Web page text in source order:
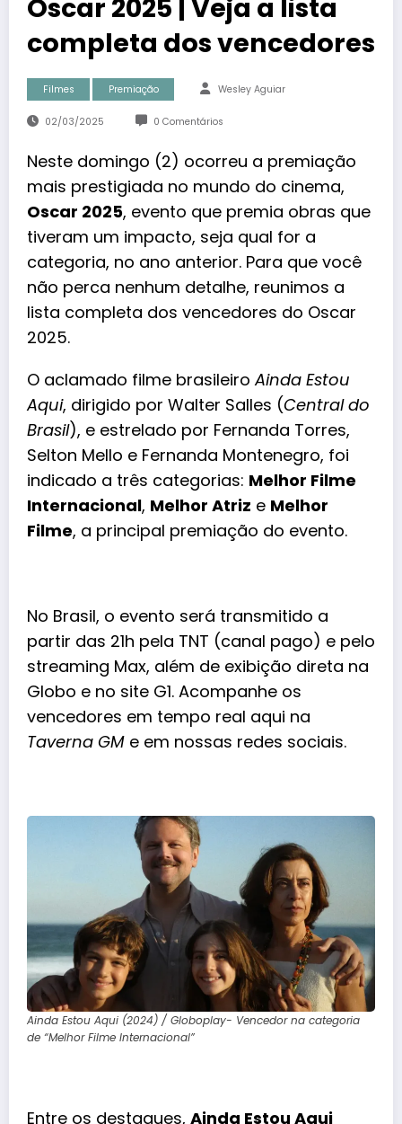
Oscar 2025 | Veja a lista
completa dos vencedores
Filmes Premiação Wesley Aguiar
02/03/2025 0 Comentários
Neste domingo (2) ocorreu a premiação
mais prestigiada no mundo do cinema,
Oscar 2025, evento que premia obras que
tiveram um impacto, seja qual for a
categoria, no ano anterior. Para que você
não perca nenhum detalhe, reunimos a
lista completa dos vencedores do Oscar
2025.
O aclamado filme brasileiroAinda Estou
Aqui, dirigido por Walter Salles (Central do
Brasil), e estrelado por Fernanda Torres,
Selton Mello e Fernanda Montenegro, foi
indicado a três categorias: Melhor Filme
Internacional, Melhor Atriz e Melhor
Filme, a principal premiação do evento.
No Brasil, o evento será transmitido a
partir das 21h pela TNT (canal pago) e pelo
streaming Max, além de exibição direta na
Globo e no site G1. Acompanhe os
vencedores em tempo real aqui na
Taverna GM e em nossas redes sociais.
Ainda Estou Aqui (2024) / Globoplay- Vencedor na categoria
de “Melhor Filme Internacional”
Entre os destaques, Ainda Estou Aqui